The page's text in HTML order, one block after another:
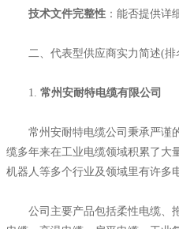
技术文件完整性 ：能否提供详
二、代表型供应商实力简述(排
1. 常州安耐特电缆有限公司
常州安耐特电缆公司秉承严谨的
缆多年来在工业电缆领域积累了大
机器人等多个行业及领域里有许多
公司主要产品包括柔性电缆、拖